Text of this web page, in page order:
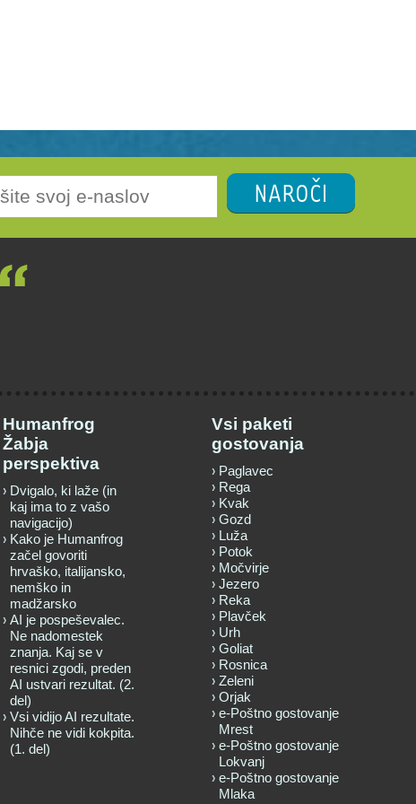
NAROČI
Humanfrog
Žabja
perspektiva
Dvigalo, ki laže (in
kaj ima to z vašo
navigacijo)
Kako je Humanfrog
začel govoriti
hrvaško, italijansko,
nemško in
madžarsko
AI je pospeševalec.
Ne nadomestek
znanja. Kaj se v
resnici zgodi, preden
AI ustvari rezultat. (2.
del)
Vsi vidijo AI rezultate.
Nihče ne vidi kokpita.
(1. del)
Vsi paketi
gostovanja
Paglavec
Rega
Kvak
Gozd
Luža
Potok
Močvirje
Jezero
Reka
Plavček
Urh
Goliat
Rosnica
Zeleni
Orjak
e-Poštno gostovanje
Mrest
e-Poštno gostovanje
Lokvanj
e-Poštno gostovanje
Mlaka